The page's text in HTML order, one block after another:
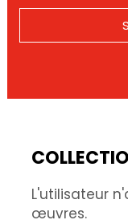
L'utilisateur
œuvres.